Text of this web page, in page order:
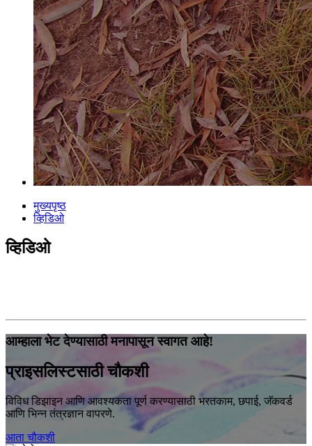
मुख्यपृष्ठ
व्हिडिओ
व्हिडिओ
आम्हाला भेट देण्यासाठी मनापासून स्वागत आहे!
प्राइसलिस्टसाठी चौकशी
विविध डिझाइन आणि आवश्यकता पूर्ण करण्यासाठी भरतकाम, छपाई, जॅकवर्ड
आणि भिन्न तंत्रज्ञान वापरणे.
आता चौकशी